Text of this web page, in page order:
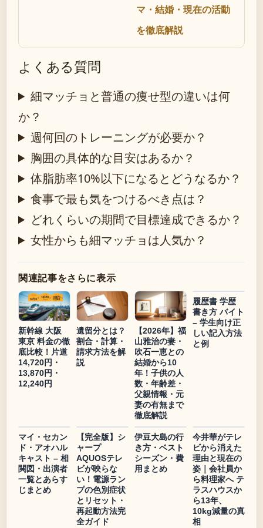
マ・結婚・現在の活動
を徹底解説
よくある質問
細マッチョと普通の痩せ型の違いは何
か？
週何回のトレーニングが必要か？
胸囲の具体的な目安はあるか？
体脂肪率10%以下になるとどうなるか？
食事で最も気をつけるべき点は？
どれくらいの期間で目標達成できるか？
女性からも細マッチョは人気か？
関連記事をさらに表示
新幹線 大阪
東京 料金の徹
底比較！片道
14,720円・
13,870円・
12,240円
遺留分とは？
割合・計算・
請求方法を解
説
【2026年】福
山雅治の妻・
吹石一恵との
結婚から10
年！子供の人
数・年齢差・
父親情報・元
妻の有無まで
徹底解説
履歴書 学歴
書き方 バイト
– 学生向け正
しい記入方法
と例
マイ・セカン
ド・アオハル
キャスト – 相
関図・出演者
一覧とあらす
じまとめ
【完全版】シ
ャープ
AQUOSテレ
ビが映らな
い！電源ラン
プの色別症状
とリセット・
再起動方法完
全ガイド
伊豆大島の行
き方・ベスト
シーズン・費
用まとめ
今井華がテレ
ビから消えた
理由と現在の
姿｜会社員か
ら料理家へ テ
ラスハウスか
ら13年、
10kg減量の真
相